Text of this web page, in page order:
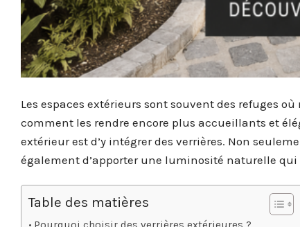
Les espaces extérieurs sont souvent des refuges
comment les rendre encore plus accueillants et
extérieur est d’y intégrer des verrières. Non
également d’apporter une luminosité naturelle
Table des matières